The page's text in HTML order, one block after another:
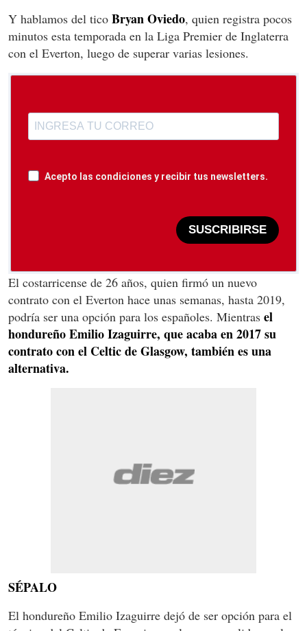
Y hablamos del tico Bryan Oviedo, quien registra pocos
minutos esta temporada en la Liga Premier de Inglaterra
con el Everton, luego de superar varias lesiones.
Acepto las condiciones y recibir tus newsletters.
SUSCRIBIRSE
El costarricense de 26 años, quien firmó un nuevo
contrato con el Everton hace unas semanas, hasta 2019,
podría ser una opción para los españoles. Mientras el
hondureño Emilio Izaguirre, que acaba en 2017 su
contrato con el Celtic de Glasgow, también es una
alternativa.
SÉPALO
El hondureño Emilio Izaguirre dejó de ser opción para el